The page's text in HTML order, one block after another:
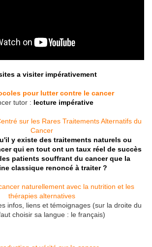
a visiter impérativement
pour lutter contre le cancer
tutor : lecture impérative
sur les Rares Traitements Alternatifs du
Cancer
y existe des traitements naturels ou
qui en tout ont un taux réel de succès
patients souffrant du cancer que la
classique renoncé à traiter ?
naturellement avec la nutrition et les
thérapies alternatives
infos, liens et témoignages (sur la droite du
choisir sa langue : le français)